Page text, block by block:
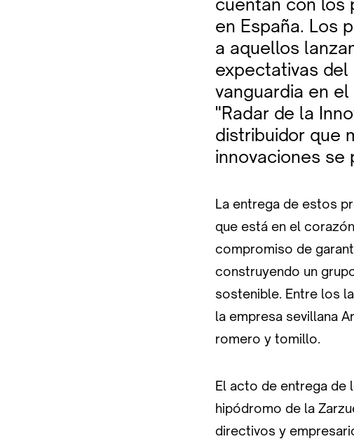
cuentan con los
en España. Los
a aquellos
expectativas
vanguardia en
"Radar de la
distribuidor que
innovaciones se
La entrega de estos
que está en el
compromiso de
construyendo un
sostenible. Entre los
la empresa sevillana
romero y tomillo.
El acto de entrega de
hipódromo de la
directivos y